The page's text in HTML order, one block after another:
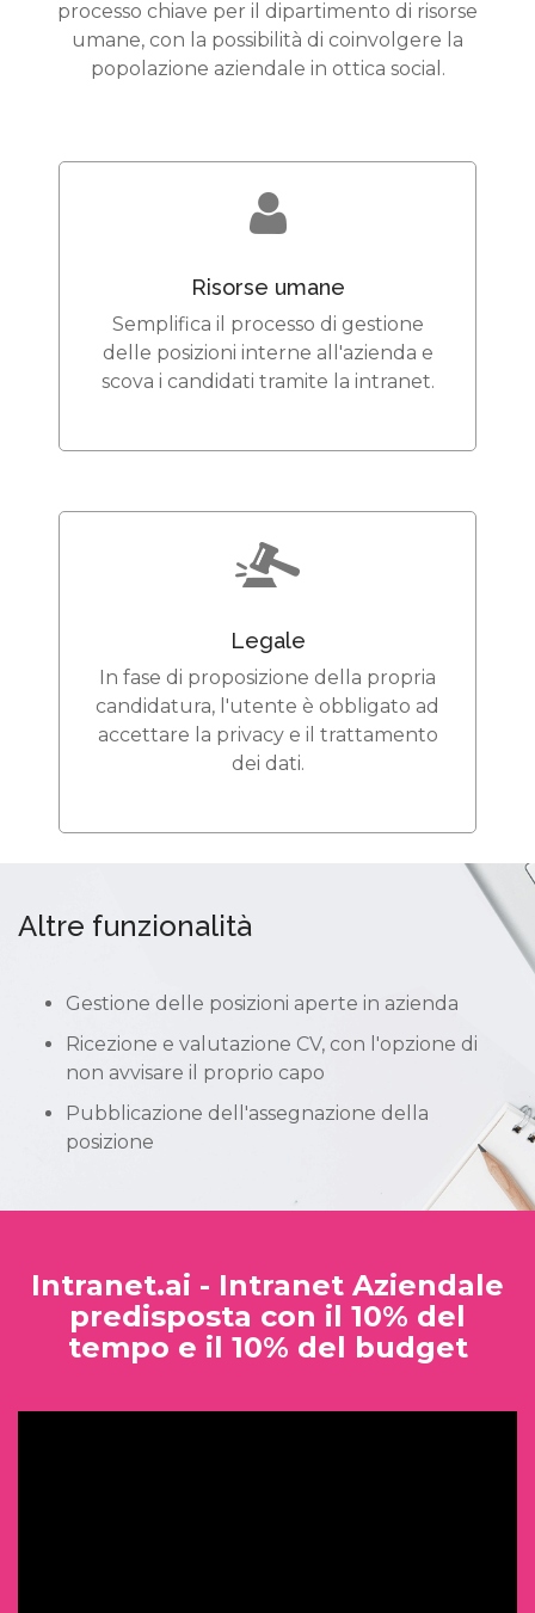
processo chiave per il dipartimento di risorse
umane, con la possibilità di coinvolgere la
popolazione aziendale in ottica social.
Risorse umane
Semplifica il processo di gestione
delle posizioni interne all'azienda e
scova i candidati tramite la intranet.
Legale
In fase di proposizione della propria
candidatura, l'utente è obbligato ad
accettare la privacy e il trattamento
dei dati.
Altre funzionalità
Gestione delle posizioni aperte in azienda
Ricezione e valutazione CV, con l'opzione di
non avvisare il proprio capo
Pubblicazione dell'assegnazione della
posizione
Intranet.ai - Intranet Aziendale
predisposta con il 10% del
tempo e il 10% del budget